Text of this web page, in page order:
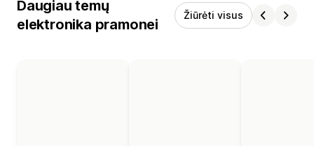
Daugiau temų
elektronika pramonei
Žiūrėti visus